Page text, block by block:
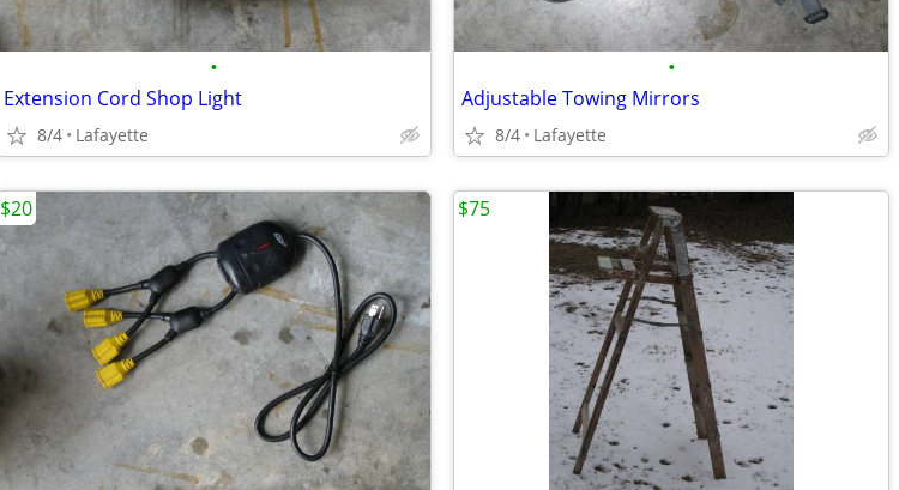
•
Extension Cord Shop Light
8/4 Lafayette
•
Adjustable Towing Mirrors
8/4 Lafayette
$20 $75